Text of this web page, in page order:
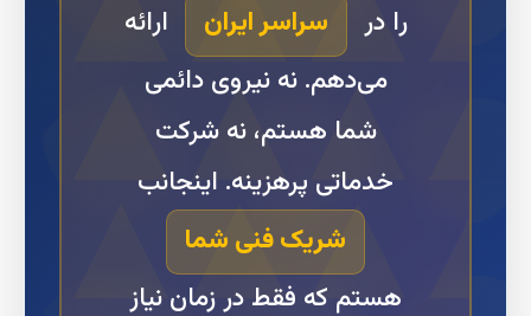
را در
سراسر ایران
ارائه
می‌دهم. نه نیروی دائمی
شما هستم، نه شرکت
خدماتی پرهزینه. اینجانب
شریک فنی شما
هستم که فقط در زمان نیاز